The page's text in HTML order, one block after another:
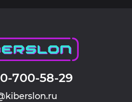
700-58-29